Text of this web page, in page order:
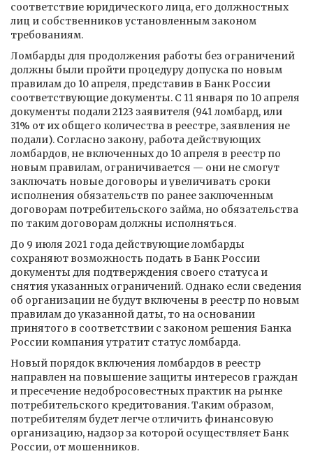
соответствие юридического лица, его должностных
лиц и собственников установленным законом
требованиям.
Ломбарды для продолжения работы без ограничений
должны были пройти процедуру допуска по новым
правилам до 10 апреля, представив в Банк России
соответствующие документы. С 11 января по 10 апреля
документы подали 2123 заявителя (941 ломбард, или
31% от их общего количества в реестре, заявления не
подали). Согласно закону, работа действующих
ломбардов, не включенных до 10 апреля в реестр по
новым правилам, ограничивается — они не смогут
заключать новые договоры и увеличивать сроки
исполнения обязательств по ранее заключенным
договорам потребительского займа, но обязательства
по таким договорам должны исполняться.
До 9 июля 2021 года действующие ломбарды
сохраняют возможность подать в Банк России
документы для подтверждения своего статуса и
снятия указанных ограничений. Однако если сведения
об организации не будут включены в реестр по новым
правилам до указанной даты, то на основании
принятого в соответствии с законом решения Банка
России компания утратит статус ломбарда.
Новый порядок включения ломбардов в реестр
направлен на повышение защиты интересов граждан
и пресечение недобросовестных практик на рынке
потребительского кредитования. Таким образом,
потребителям будет легче отличить финансовую
организацию, надзор за которой осуществляет Банк
России, от мошенников.